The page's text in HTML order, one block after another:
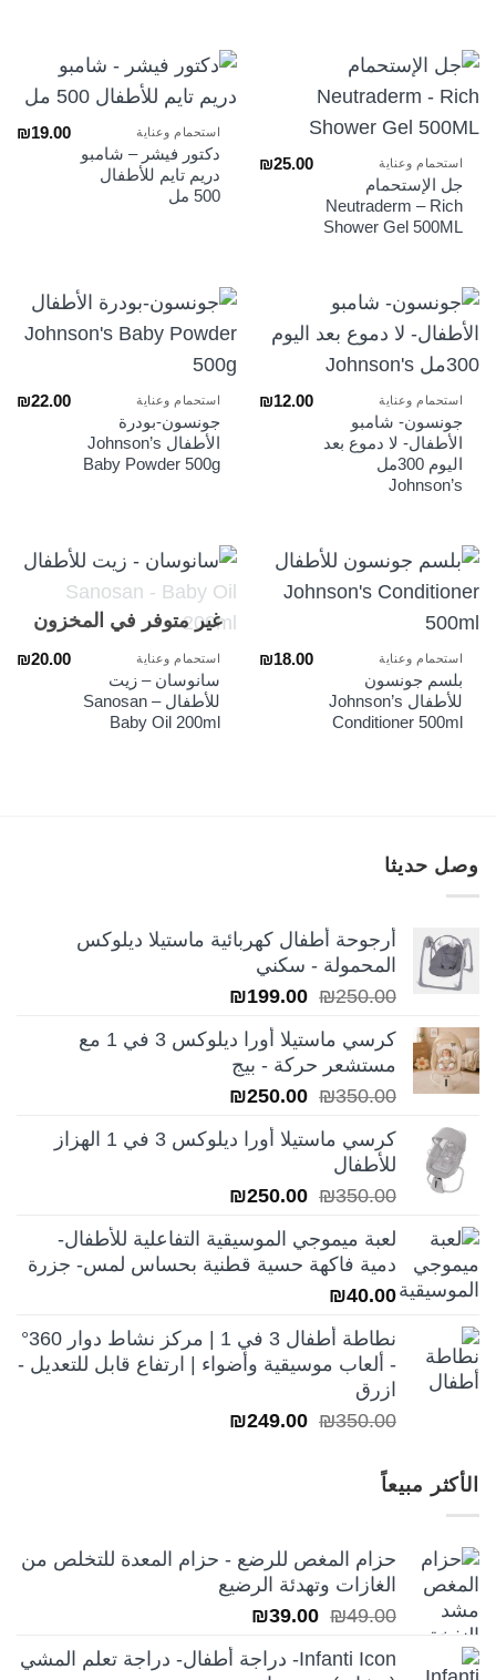
استحمام وعناية
جل الإستحمام
Neutraderm – Rich
Shower Gel 500ML
₪25.00
استحمام وعناية
دكتور فيشر – شامبو
دريم تايم للأطفال
500 مل
₪19.00
استحمام وعناية
جونسون- شامبو
الأطفال- لا دموع بعد
اليوم 300مل
Johnson’s
₪12.00 استحمام وعناية
جونسون-بودرة
الأطفال Johnson’s
Baby Powder 500g
₪22.00
استحمام وعناية
بلسم جونسون
للأطفال Johnson’s
Conditioner 500ml
₪18.00
غير متوفر في المخزون
استحمام وعناية
سانوسان – زيت
للأطفال Sanosan –
Baby Oil 200ml
₪20.00
وصل حديثا
أرجوحة أطفال كهربائية ماستيلا ديلوكس
المحمولة - سكني
₪250.00
السعر
هو:
₪250.00.
₪199.00
هو:
كرسي ماستيلا أورا ديلوكس 3 في 1 مع
مستشعر حركة - بيج
₪350.00
السعر
هو:
₪250.00
هو:
كرسي ماستيلا أورا ديلوكس 3 في 1 الهزاز
للأطفال
₪350.00
السعر
هو:
₪350.00.
₪250.00
هو:
₪250.00.
لعبة ميموجي الموسيقية التفاعلية للأطفال-
دمية فاكهة حسية قطنية بحساس لمس- جزرة
₪40.00
نطاطة أطفال 3 في 1 | مركز نشاط دوار 360°
- ألعاب موسيقية وأضواء | ارتفاع قابل للتعديل -
ازرق
₪350.00
السعر ₪249.00
الأكثر مبيعاً
حزام المغص للرضع - حزام المعدة للتخلص من
الغازات وتهدئة الرضيع
₪49.00
السعر
هو:
₪39.00
هو:
Infanti Icon- دراجة أطفال- دراجة تعلم المشي